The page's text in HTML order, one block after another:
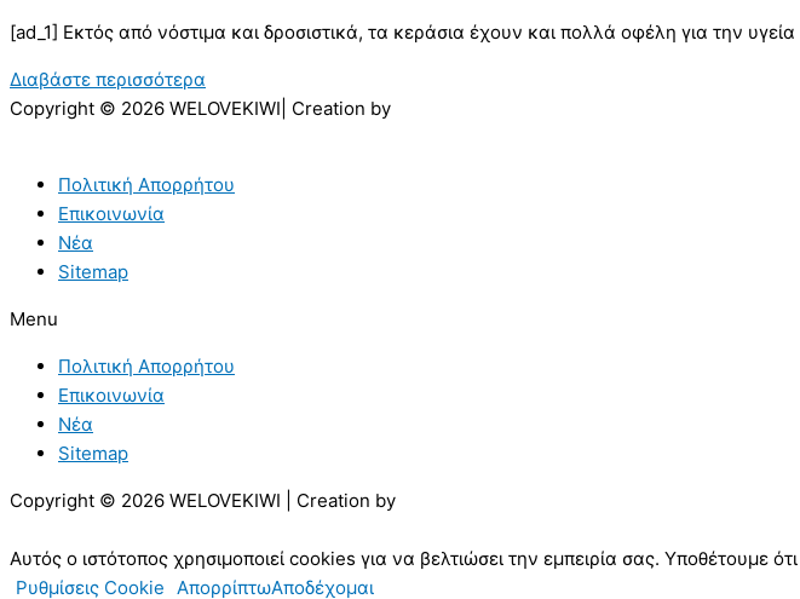
[ad_1] Εκτός από νόστιμα και δροσιστικά, τα κεράσια έχουν και πολλά οφέλη για την
Διαβάστε περισσότερα
Copyright © 2026 WELOVEKIWI| Creation by
Πολιτική Απορρήτου
Επικοινωνία
Νέα
Sitemap
Menu
Πολιτική Απορρήτου
Επικοινωνία
Νέα
Sitemap
Copyright © 2026 WELOVEKIWI | Creation by
Αυτός ο ιστότοπος χρησιμοποιεί cookies για να βελτιώσει την εμπειρία σας. Υποθέτουμε
Ρυθμίσεις Cookie ΑπορρίπτωΑποδέχομαι